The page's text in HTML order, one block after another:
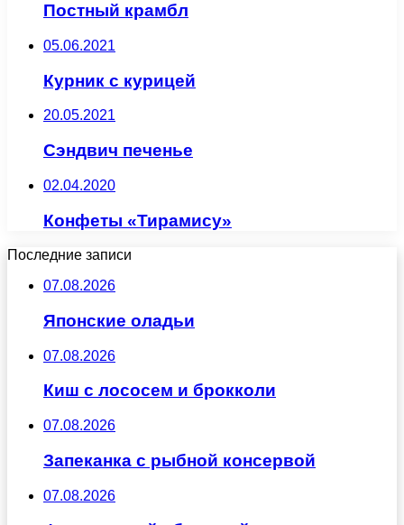
Постный крамбл
05.06.2021
Курник с курицей
20.05.2021
Сэндвич печенье
02.04.2020
Конфеты «Тирамису»
Последние записи
07.08.2026
Японские оладьи
07.08.2026
Киш с лососем и брокколи
07.08.2026
Запеканка с рыбной консервой
07.08.2026